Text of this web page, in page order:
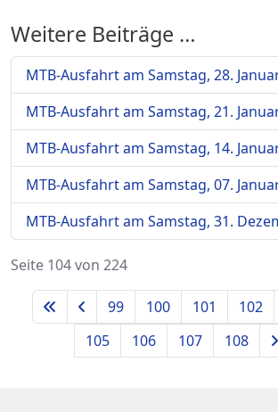
Weitere Beiträge …
MTB-Ausfahrt am Samstag, 28.
MTB-Ausfahrt am Samstag, 21.
MTB-Ausfahrt am Samstag, 14.
MTB-Ausfahrt am Samstag, 07.
MTB-Ausfahrt am Samstag, 31.
Seite 104 von 224
99 100 101 102
105
106 107 108